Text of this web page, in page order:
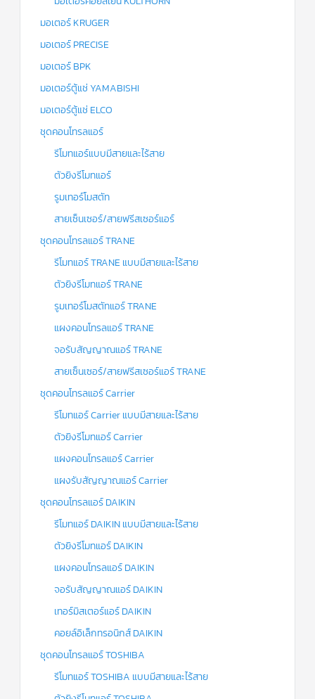
มอเตอร์ KRUGER
มอเตอร์ PRECISE
มอเตอร์ BPK
มอเตอร์ตู้แช่ YAMABISHI
มอเตอร์ตู้แช่ ELCO
ชุดคอนโทรลแอร์
รีโมทแอร์แบบมีสายและไร้สาย
ตัวยิงรีโมทแอร์
รูมเทอร์โมสตัท
สายเซ็นเซอร์/สายฟรีสเซอร์แอร์
ชุดคอนโทรลแอร์ TRANE
รีโมทแอร์ TRANE แบบมีสายและไร้สาย
ตัวยิงรีโมทแอร์ TRANE
รูมเทอร์โมสตัทแอร์ TRANE
แผงคอนโทรลแอร์ TRANE
จอรับสัญญาณแอร์ TRANE
สายเซ็นเซอร์/สายฟรีสเซอร์แอร์ TRANE
ชุดคอนโทรลแอร์ Carrier
รีโมทแอร์ Carrier แบบมีสายและไร้สาย
ตัวยิงรีโมทแอร์ Carrier
แผงคอนโทรลแอร์ Carrier
แผงรับสัญญาณแอร์ Carrier
ชุดคอนโทรลแอร์ DAIKIN
รีโมทแอร์ DAIKIN แบบมีสายและไร้สาย
ตัวยิงรีโมทแอร์ DAIKIN
แผงคอนโทรลแอร์ DAIKIN
จอรับสัญญาณแอร์ DAIKIN
เทอร์มิสเตอร์แอร์ DAIKIN
คอยล์อิเล็กทรอนิกส์ DAIKIN
ชุดคอนโทรลแอร์ TOSHIBA
รีโมทแอร์ TOSHIBA แบบมีสายและไร้สาย